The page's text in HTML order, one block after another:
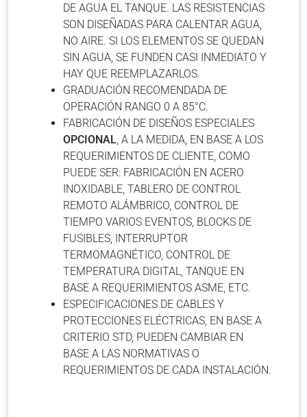
DE AGUA EL TANQUE. LAS RESISTENCIAS
SON DISEÑADAS PARA CALENTAR AGUA,
NO AIRE. SI LOS ELEMENTOS SE QUEDAN
SIN AGUA, SE FUNDEN CASI INMEDIATO Y
HAY QUE REEMPLAZARLOS.
GRADUACIÓN RECOMENDADA DE
OPERACIÓN RANGO 0 A 85°C.
FABRICACIÓN DE DISEÑOS ESPECIALES
OPCIONAL , A LA MEDIDA, EN BASE A LOS
REQUERIMIENTOS DE CLIENTE, COMO
PUEDE SER: FABRICACIÓN EN ACERO
INOXIDABLE, TABLERO DE CONTROL
REMOTO ALÁMBRICO, CONTROL DE
TIEMPO VARIOS EVENTOS, BLOCKS DE
FUSIBLES, INTERRUPTOR
TERMOMAGNÉTICO, CONTROL DE
TEMPERATURA DIGITAL, TANQUE EN
BASE A REQUERIMIENTOS ASME, ETC.
ESPECIFICACIONES DE CABLES Y
PROTECCIONES ELÉCTRICAS, EN BASE A
CRITERIO STD, PUEDEN CAMBIAR EN
BASE A LAS NORMATIVAS O
REQUERIMIENTOS DE CADA INSTALACIÓN.